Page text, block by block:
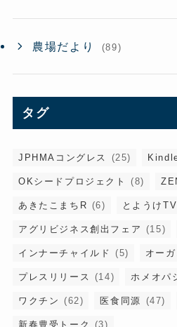
農場だより (89)
タグ
JPHMAコングレス (25)
OKシードプロジェクト (8)
あきたこまちR (6) とようけTV
アグリビジネス創出フェア (15)
インナーチャイルド (5) オー
プレスリリース (14) ホメオパ
ワクチン (62) 医食同源 (47)
新春豊受トーク (3)